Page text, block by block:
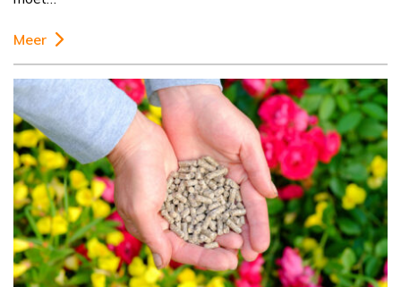
Meer